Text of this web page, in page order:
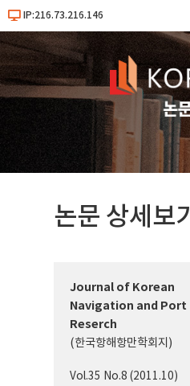
IP:216.73.216.146
논문 상세보기
Journal of Korean
Navigation and Port
Reserch
(한국항해항만학회지)
Vol.35 No.8 (2011.10)